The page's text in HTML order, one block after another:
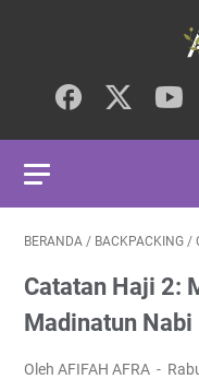
BERANDA / BACKPACKING /
Catatan Haji 2:
Madinatun Nabi
Oleh AFIFAH AFRA